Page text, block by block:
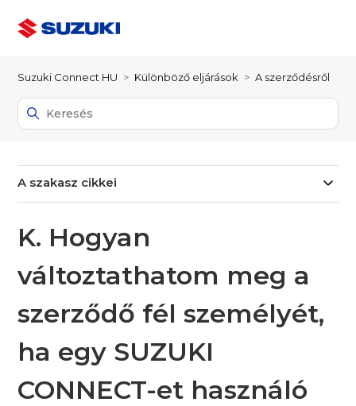
Suzuki Connect HU Különböző eljárások A szerződésről
A szakasz cikkei
K. Hogyan
változtathatom meg a
szerződő fél személyét,
ha egy SUZUKI
CONNECT-et használó